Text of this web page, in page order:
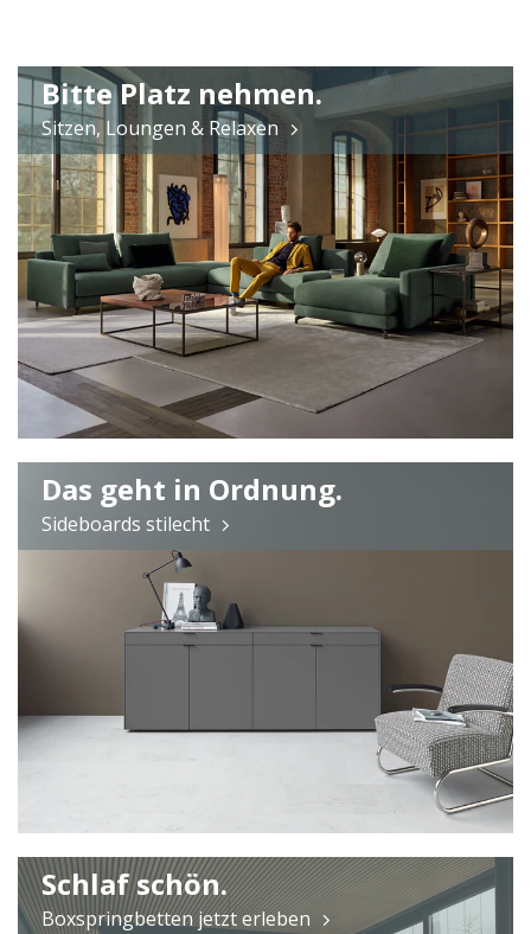
Bitte Platz nehmen.
Sitzen, Loungen & Relaxen
Das geht in Ordnung.
Sideboards stilecht
Schlaf schön.
Boxspringbetten jetzt erleben